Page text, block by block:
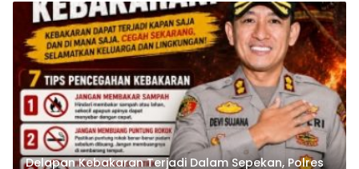
Delapan Kebakaran Terjadi Dalam Sepekan, Polres